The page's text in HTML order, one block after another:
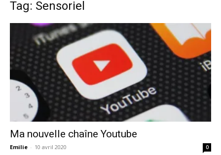
Tag: Sensoriel
Ma nouvelle chaîne Youtube
Emilie - 10 avril 2020 0